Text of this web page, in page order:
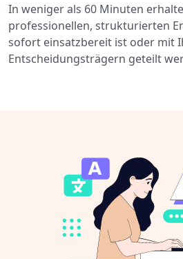
In weniger als 60 Minuten
professionellen, strukturierten
sofort einsatzbereit ist oder mit
Entscheidungsträgern geteilt